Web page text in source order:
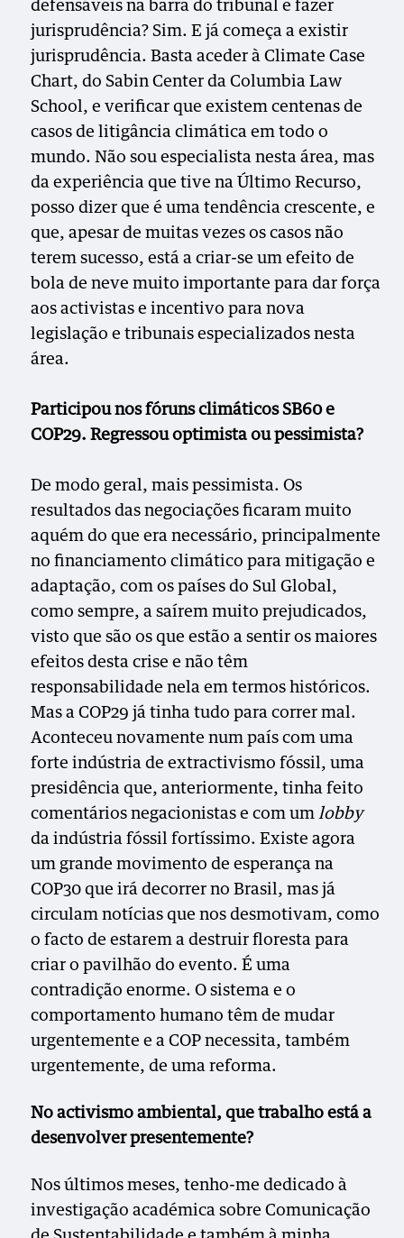
defensáveis na barra do tribunal e fazer
jurisprudência? Sim. E já começa a existir
jurisprudência. Basta aceder à Climate Case
Chart, do Sabin Center da Columbia Law
School, e verificar que existem centenas de
casos de litigância climática em todo o
mundo. Não sou especialista nesta área, mas
da experiência que tive na Último Recurso,
posso dizer que é uma tendência crescente, e
que, apesar de muitas vezes os casos não
terem sucesso, está a criar-se um efeito de
bola de neve muito importante para dar força
aos activistas e incentivo para nova
legislação e tribunais especializados nesta
área.
Participou nos fóruns climáticos SB60 e
COP29. Regressou optimista ou pessimista?
De modo geral, mais pessimista. Os
resultados das negociações ficaram muito
aquém do que era necessário, principalmente
no financiamento climático para mitigação e
adaptação, com os países do Sul Global,
como sempre, a saírem muito prejudicados,
visto que são os que estão a sentir os maiores
efeitos desta crise e não têm
responsabilidade nela em termos históricos.
Mas a COP29 já tinha tudo para correr mal.
Aconteceu novamente num país com uma
forte indústria de extractivismo fóssil, uma
presidência que, anteriormente, tinha feito
comentários negacionistas e com um lobby
da indústria fóssil fortíssimo. Existe agora
um grande movimento de esperança na
COP30 que irá decorrer no Brasil, mas já
circulam notícias que nos desmotivam, como
o facto de estarem a destruir floresta para
criar o pavilhão do evento. É uma
contradição enorme. O sistema e o
comportamento humano têm de mudar
urgentemente e a COP necessita, também
urgentemente, de uma reforma.
No activismo ambiental, que trabalho está a
desenvolver presentemente?
Nos últimos meses, tenho-me dedicado à
investigação académica sobre Comunicação